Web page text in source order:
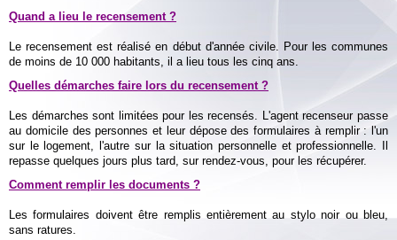
Quand a lieu le recensement ?
Le recensement est réalisé en début d'année civile. Pour les communes
de moins de 10 000 habitants, il a lieu tous les cinq ans.
Quelles démarches faire lors du recensement ?
Les démarches sont limitées pour les recensés. L'agent recenseur passe
au domicile des personnes et leur dépose des formulaires à remplir : l'un
sur le logement, l'autre sur la situation personnelle et professionnelle. Il
repasse quelques jours plus tard, sur rendez-vous, pour les récupérer.
Comment remplir les documents ?
Les formulaires doivent être remplis entièrement au stylo noir ou bleu,
sans ratures.